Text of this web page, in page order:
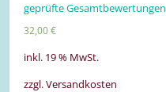
5.00
geprüfte Gesamtbewertungen
32,00€
inkl. 19 % MwSt.
zzgl. Versandkosten